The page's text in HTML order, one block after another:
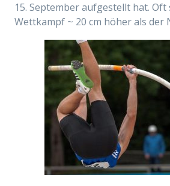
15. September aufgestellt hat.
Wettkampf ~ 20 cm höher als der